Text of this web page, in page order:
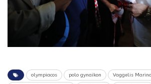
olympiacos polo gynaikon Vaggelis